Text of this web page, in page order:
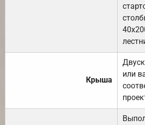
Крыша
или